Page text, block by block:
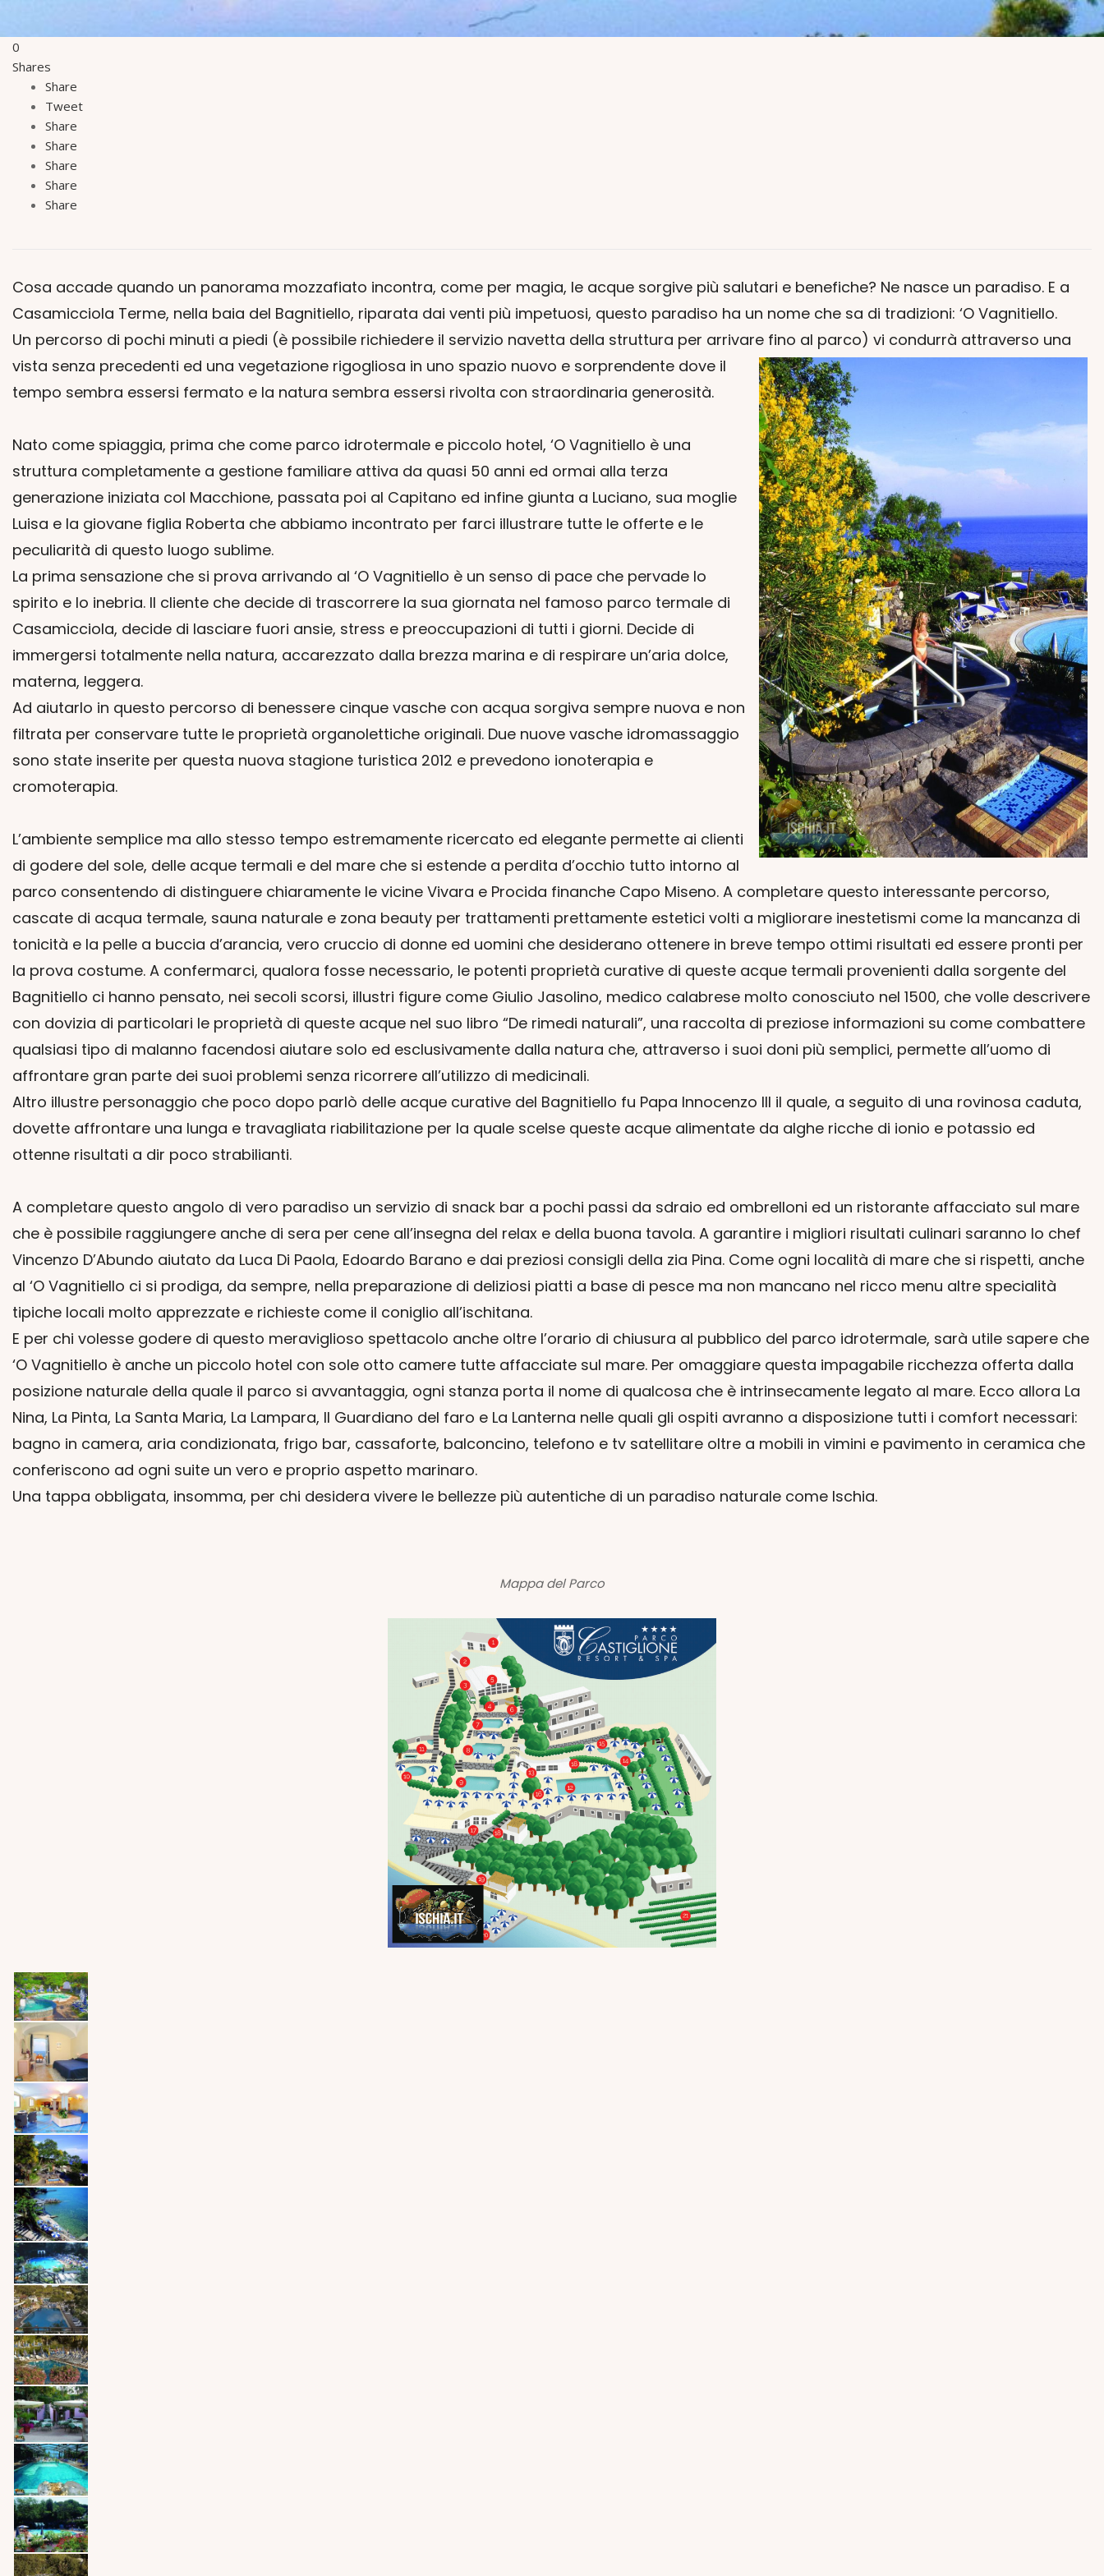
0
Shares
Share
Tweet
Share
Share
Share
Share
Share
Cosa accade quando un panorama mozzafiato incontra, come per magia, le acque sorgive più salutari e benefiche? Ne nasce un paradiso. E a
Casamicciola Terme, nella baia del Bagnitiello, riparata dai venti più impetuosi, questo paradiso ha un nome che sa di tradizioni: ‘O Vagnitiello.
Un percorso di pochi minuti a piedi (è possibile richiedere il servizio navetta della struttura per arrivare fino al parco) vi condurrà attraverso una
vista senza precedenti ed una vegetazione rigogliosa in uno spazio nuovo e sorprendente dove il
tempo sembra essersi fermato e la natura sembra essersi rivolta con straordinaria generosità.
Nato come spiaggia, prima che come parco idrotermale e piccolo hotel, ‘O Vagnitiello è una
struttura completamente a gestione familiare attiva da quasi 50 anni ed ormai alla terza
generazione iniziata col Macchione, passata poi al Capitano ed infine giunta a Luciano, sua moglie
Luisa e la giovane figlia Roberta che abbiamo incontrato per farci illustrare tutte le offerte e le
peculiarità di questo luogo sublime.
La prima sensazione che si prova arrivando al ‘O Vagnitiello è un senso di pace che pervade lo
spirito e lo inebria. Il cliente che decide di trascorrere la sua giornata nel famoso parco termale di
Casamicciola, decide di lasciare fuori ansie, stress e preoccupazioni di tutti i giorni. Decide di
immergersi totalmente nella natura, accarezzato dalla brezza marina e di respirare un’aria dolce,
materna, leggera.
Ad aiutarlo in questo percorso di benessere cinque vasche con acqua sorgiva sempre nuova e non
filtrata per conservare tutte le proprietà organolettiche originali. Due nuove vasche idromassaggio
sono state inserite per questa nuova stagione turistica 2012 e prevedono ionoterapia e
cromoterapia.
L’ambiente semplice ma allo stesso tempo estremamente ricercato ed elegante permette ai clienti
di godere del sole, delle acque termali e del mare che si estende a perdita d’occhio tutto intorno al
parco consentendo di distinguere chiaramente le vicine Vivara e Procida finanche Capo Miseno. A completare questo interessante percorso,
cascate di acqua termale, sauna naturale e zona beauty per trattamenti prettamente estetici volti a migliorare inestetismi come la mancanza di
tonicità e la pelle a buccia d’arancia, vero cruccio di donne ed uomini che desiderano ottenere in breve tempo ottimi risultati ed essere pronti per
la prova costume. A confermarci, qualora fosse necessario, le potenti proprietà curative di queste acque termali provenienti dalla sorgente del
Bagnitiello ci hanno pensato, nei secoli scorsi, illustri figure come Giulio Jasolino, medico calabrese molto conosciuto nel 1500, che volle descrivere
con dovizia di particolari le proprietà di queste acque nel suo libro “De rimedi naturali”, una raccolta di preziose informazioni su come combattere
qualsiasi tipo di malanno facendosi aiutare solo ed esclusivamente dalla natura che, attraverso i suoi doni più semplici, permette all’uomo di
affrontare gran parte dei suoi problemi senza ricorrere all’utilizzo di medicinali.
Altro illustre personaggio che poco dopo parlò delle acque curative del Bagnitiello fu Papa Innocenzo III il quale, a seguito di una rovinosa caduta,
dovette affrontare una lunga e travagliata riabilitazione per la quale scelse queste acque alimentate da alghe ricche di ionio e potassio ed
ottenne risultati a dir poco strabilianti.
A completare questo angolo di vero paradiso un servizio di snack bar a pochi passi da sdraio ed ombrelloni ed un ristorante affacciato sul mare
che è possibile raggiungere anche di sera per cene all’insegna del relax e della buona tavola. A garantire i migliori risultati culinari saranno lo chef
Vincenzo D’Abundo aiutato da Luca Di Paola, Edoardo Barano e dai preziosi consigli della zia Pina. Come ogni località di mare che si rispetti, anche
al ‘O Vagnitiello ci si prodiga, da sempre, nella preparazione di deliziosi piatti a base di pesce ma non mancano nel ricco menu altre specialità
tipiche locali molto apprezzate e richieste come il coniglio all’ischitana.
E per chi volesse godere di questo meraviglioso spettacolo anche oltre l’orario di chiusura al pubblico del parco idrotermale, sarà utile sapere che
‘O Vagnitiello è anche un piccolo hotel con sole otto camere tutte affacciate sul mare. Per omaggiare questa impagabile ricchezza offerta dalla
posizione naturale della quale il parco si avvantaggia, ogni stanza porta il nome di qualcosa che è intrinsecamente legato al mare. Ecco allora La
Nina, La Pinta, La Santa Maria, La Lampara, Il Guardiano del faro e La Lanterna nelle quali gli ospiti avranno a disposizione tutti i comfort necessari:
bagno in camera, aria condizionata, frigo bar, cassaforte, balconcino, telefono e tv satellitare oltre a mobili in vimini e pavimento in ceramica che
conferiscono ad ogni suite un vero e proprio aspetto marinaro.
Una tappa obbligata, insomma, per chi desidera vivere le bellezze più autentiche di un paradiso naturale come Ischia.
Mappa del Parco